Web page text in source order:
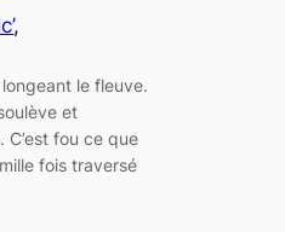
le fleuve.
et
C’est fou ce que
fois traversé